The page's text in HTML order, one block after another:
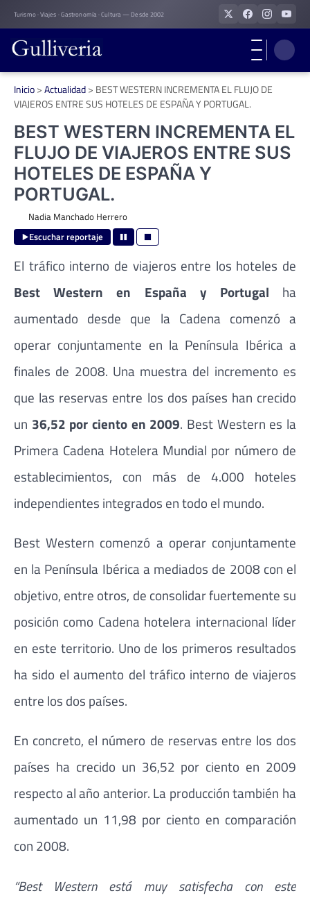
Skip
to
content
Turismo · Viajes · Gastronomía · Cultura — Desde 2002
Inicio>Actualidad> BEST WESTERN INCREMENTA EL FLUJO DE
VIAJEROS ENTRE SUS HOTELES DE ESPAÑA Y PORTUGAL.
BEST WESTERN INCREMENTA EL
FLUJO DE VIAJEROS ENTRE SUS
HOTELES DE ESPAÑA Y
PORTUGAL.
Nadia Manchado Herrero
Escuchar reportaje
El tráfico interno de viajeros entre los hoteles de
Best Western en España y Portugal ha
aumentado desde que la Cadena comenzó a
operar conjuntamente en la Península Ibérica a
finales de 2008. Una muestra del incremento es
que las reservas entre los dos países han crecido
un 36,52 por ciento en 2009. Best Western es la
Primera Cadena Hotelera Mundial por número de
establecimientos, con más de 4.000 hoteles
independientes integrados en todo el mundo.
Best Western comenzó a operar conjuntamente
en la Península Ibérica a mediados de 2008 con el
objetivo, entre otros, de consolidar fuertemente su
posición como Cadena hotelera internacional líder
en este territorio. Uno de los primeros resultados
ha sido el aumento del tráfico interno de viajeros
entre los dos países.
En concreto, el número de reservas entre los dos
países ha crecido un 36,52 por ciento en 2009
respecto al año anterior. La producción también ha
aumentado un 11,98 por ciento en comparación
con 2008.
“Best Western está muy satisfecha con este